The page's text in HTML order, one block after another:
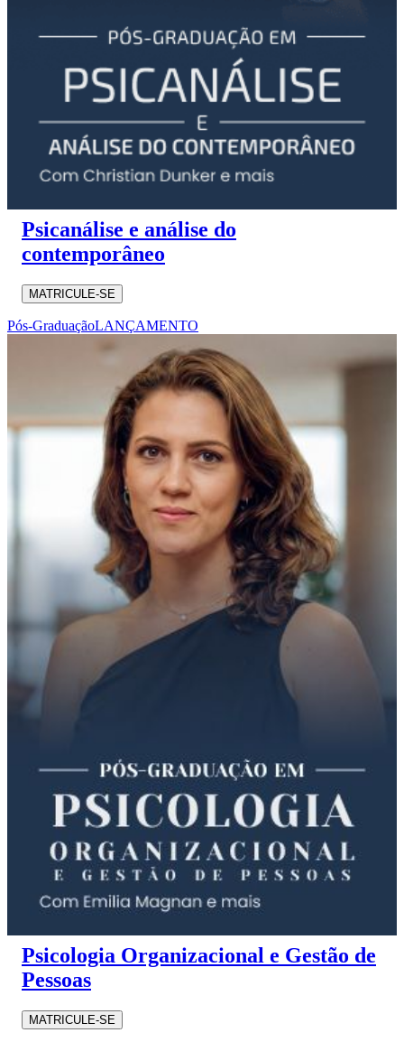
Psicanálise e análise do
contemporâneo
MATRICULE-SE
Pós-GraduaçãoLANÇAMENTO
Psicologia Organizacional e Gestão de
Pessoas
MATRICULE-SE